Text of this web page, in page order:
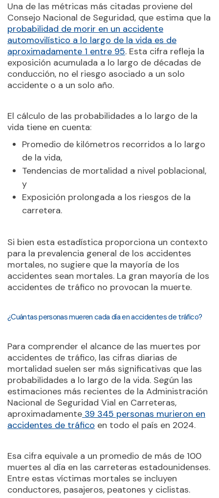
Una de las métricas más citadas proviene del
Consejo Nacional de Seguridad, que estima que la
probabilidad de morir en un accidente
automovilístico a lo largo de la vida es de
aproximadamente 1 entre 95. Esta cifra refleja la
exposición acumulada a lo largo de décadas de
conducción, no el riesgo asociado a un solo
accidente o a un solo año.
El cálculo de las probabilidades a lo largo de la
vida tiene en cuenta:
Promedio de kilómetros recorridos a lo largo
de la vida,
Tendencias de mortalidad a nivel poblacional,
y
Exposición prolongada a los riesgos de la
carretera.
Si bien esta estadística proporciona un contexto
para la prevalencia general de los accidentes
mortales, no sugiere que la mayoría de los
accidentes sean mortales. La gran mayoría de los
accidentes de tráfico no provocan la muerte.
¿Cuántas personas mueren cada día en accidentes de tráfico?
Para comprender el alcance de las muertes por
accidentes de tráfico, las cifras diarias de
mortalidad suelen ser más significativas que las
probabilidades a lo largo de la vida. Según las
estimaciones más recientes de la Administración
Nacional de Seguridad Vial en Carreteras,
aproximadamente 39 345 personas murieron en
accidentes de tráfico en todo el país en 2024.
Esa cifra equivale a un promedio de más de 100
muertes al día en las carreteras estadounidenses.
Entre estas víctimas mortales se incluyen
conductores, pasajeros, peatones y ciclistas.